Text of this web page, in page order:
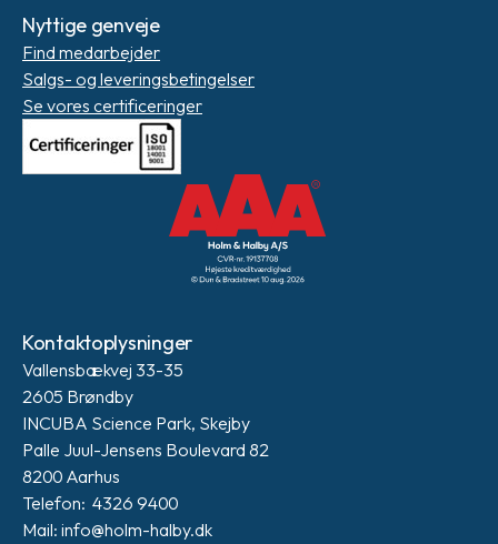
Nyttige genveje
Find medarbejder
Salgs- og leveringsbetingelser
Se vores certificeringer
Kontaktoplysninger
Vallensbækvej 33-35
2605 Brøndby
INCUBA Science Park, Skejby
Palle Juul-Jensens Boulevard 82
8200 Aarhus
Telefon: 4326 9400
Mail: info@holm-halby.dk